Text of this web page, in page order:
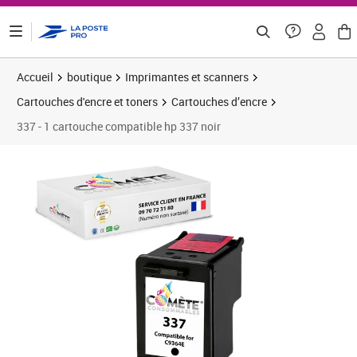
Accueil boutique
Imprimantes et scanners
Cartouches d'encre et toners
Cartouches d’encre
337 - 1 cartouche compatible hp 337 noir